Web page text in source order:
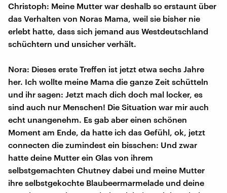
Christoph: Meine Mutter war deshalb so erstaunt über
das Verhalten von Noras Mama, weil sie bisher nie
erlebt hatte, dass sich jemand aus Westdeutschland
schüchtern und unsicher verhält.
Nora: Dieses erste Treffen ist jetzt etwa sechs Jahre
her. Ich wollte meine Mama die ganze Zeit schütteln
und ihr sagen: Jetzt mach dich doch mal locker, es
sind auch nur Menschen! Die Situation war mir auch
echt unangenehm. Es gab aber einen schönen
Moment am Ende, da hatte ich das Gefühl, ok, jetzt
connecten die zumindest ein bisschen: Und zwar
hatte deine Mutter ein Glas von ihrem
selbstgemachten Chutney dabei und meine Mutter
ihre selbstgekochte Blaubeermarmelade und deine